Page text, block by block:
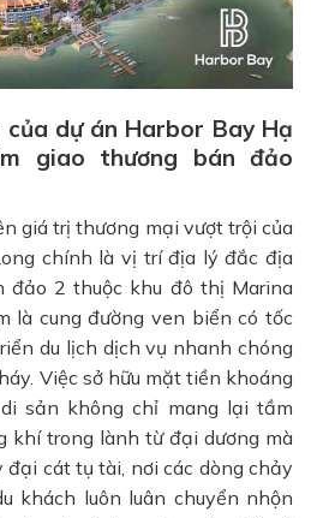
dự án Harbor Bay Hạ
giao thương bán đảo
giá trị thương mại vượt trội của
chính là vị trí địa lý đắc địa
đảo 2 thuộc khu đô thị Marina
là cung đường ven biển có tốc
du lịch dịch vụ nhanh chóng
Việc sở hữu mặt tiền khoáng
sản không chỉ mang lại tầm
khí trong lành từ đại dương mà
cát tụ tài, nơi các dòng chảy
khách luôn luân chuyển nhộn